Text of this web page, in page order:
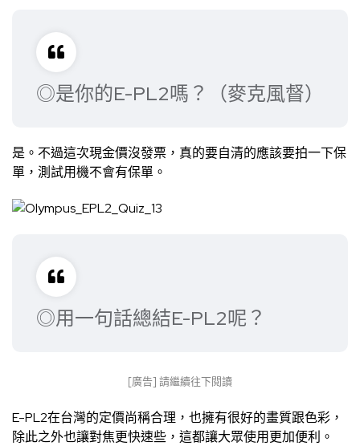
◎是你的E-PL2嗎？（麥克風督）
是。不過這次現金價沒發票，真的要自清的應該要拍一下保
單，測試用機不會有保單。
◎用一句話總結E-PL2呢？
[廣告] 請繼續往下閱讀
E-PL2在台灣的定價尚稱合理，也擁有很好的畫質跟色彩，
除此之外也讓對焦更快速些，這都讓大眾使用更加便利。